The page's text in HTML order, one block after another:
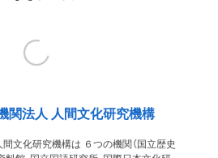
関法人 人間文化研究機構
文化研究機構は ６つの機関（国立歴史